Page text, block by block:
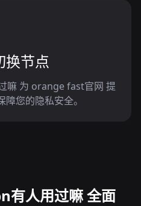
换节点
嘛 为 orange fast官网 提
您的隐私安全。
人用过嘛 全面